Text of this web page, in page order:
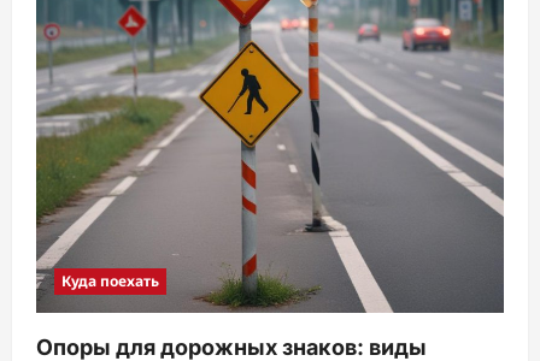
Куда поехать
Опоры для дорожных знаков: виды